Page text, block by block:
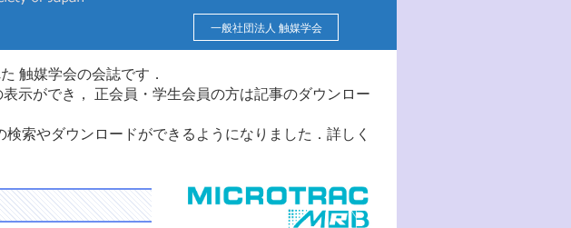
一般社団法人 触媒学会
触媒学会の会誌です．
示ができ， 正会員・学生会員の方は記事のダウンロー
索やダウンロードができるようになりました．詳しく